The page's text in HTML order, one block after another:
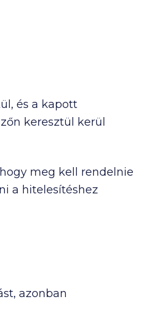
és a kapott
keresztül kerül
meg kell rendelnie
a hitelesítéshez
azonban